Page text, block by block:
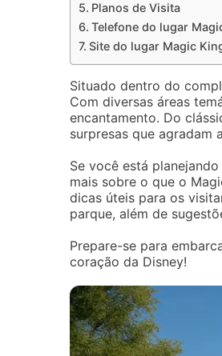
Planos de Visita
Telefone do lugar
Site do lugar Magic
Situado dentro do
Com diversas áreas
encantamento. Do
surpresas que agradam
Se você está
mais sobre o que o
dicas úteis para os
parque, além de
Prepare-se para
coração da Disney!